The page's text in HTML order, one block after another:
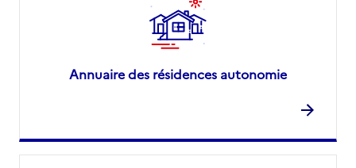
Annuaire des résidences autonomie